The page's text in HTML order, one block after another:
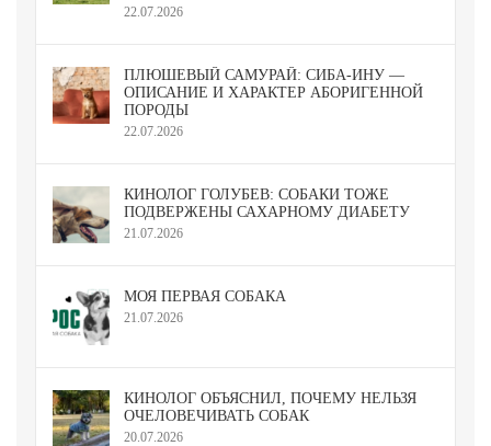
22.07.2026
ПЛЮШЕВЫЙ САМУРАЙ: СИБА-ИНУ —
ОПИСАНИЕ И ХАРАКТЕР АБОРИГЕННОЙ
ПОРОДЫ
22.07.2026
КИНОЛОГ ГОЛУБЕВ: СОБАКИ ТОЖЕ
ПОДВЕРЖЕНЫ САХАРНОМУ ДИАБЕТУ
21.07.2026
МОЯ ПЕРВАЯ СОБАКА
21.07.2026
КИНОЛОГ ОБЪЯСНИЛ, ПОЧЕМУ НЕЛЬЗЯ
ОЧЕЛОВЕЧИВАТЬ СОБАК
20.07.2026